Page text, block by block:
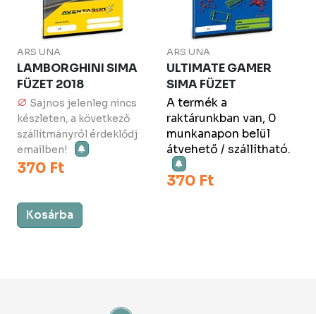
ARS UNA
LAMBORGHINI SIMA
FÜZET 2018
Sajnos jelenleg nincs
készleten, a következő
szállítmányról érdeklődj
emailben!
370 Ft
Kosárba
ARS UNA
ULTIMATE GAMER
SIMA FÜZET
A termék a
raktárunkban van, 0
munkanapon belül
átvehető / szállítható.
370 Ft